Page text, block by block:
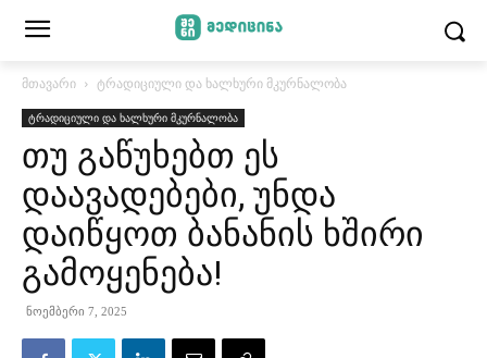
მთავარი ტრადიციული და ხალხური მკურნალობა
ტრადიციული და ხალხური მკურნალობა
თუ გაწუხებთ ეს
დაავადებები, უნდა
დაიწყოთ ბანანის ხშირი
გამოყენება!
ნოემბერი 7, 2025